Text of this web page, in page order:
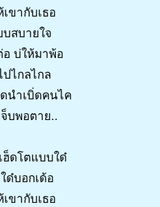
ขากับเธอ
สบายใจ
อ บ่ให้มาพ้อ
ไกลไกล
นำเบิ่ดคนไค
บพอตาย..
ฮ็ดโตแบบใด๋
ด๋บอกเด้อ
ขากับเธอ